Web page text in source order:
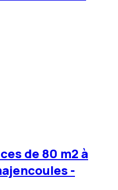
de 80 m2 à
-